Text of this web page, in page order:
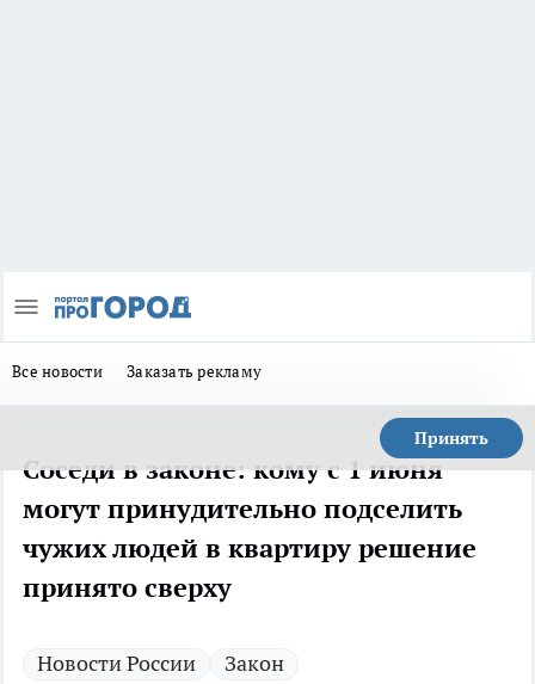
Все новости Заказать рекламу
Принять
Соседи в законе: кому с 1 июня
могут принудительно подселить
чужих людей в квартиру решение
принято сверху
Новости России Закон